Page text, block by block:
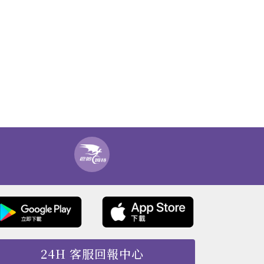
24H 客服回報中心